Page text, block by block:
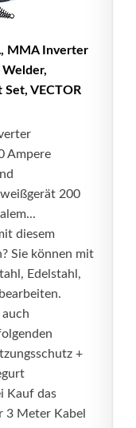
MMA Inverter
VECTOR
Ampere
200
diesem
Sie können mit
Edelstahl,
+
Kauf das
3 Meter Kabel